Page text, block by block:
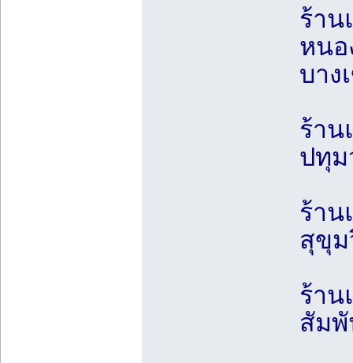
ร้าน
หนอ
บาง
ร้าน
ปทุม
ร้าน
สุขุม
ร้าน
สัม